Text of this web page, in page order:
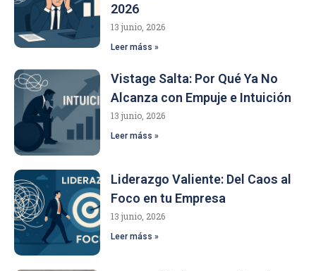
2026
13 junio, 2026
Leer máss »
Vistage Salta: Por Qué Ya No
Alcanza con Empuje e Intuición
13 junio, 2026
Leer máss »
Liderazgo Valiente: Del Caos al
Foco en tu Empresa
13 junio, 2026
Leer máss »